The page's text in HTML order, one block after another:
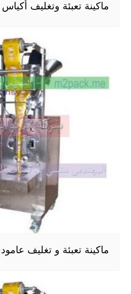
ماكينة تعبئة وتغليف
ماكينة تعبئة و تغليف